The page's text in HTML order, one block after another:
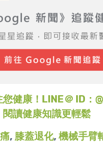
您健康！LINE＠ ID
讀健康知識更輕鬆
, 膝蓋退化, 機械手臂